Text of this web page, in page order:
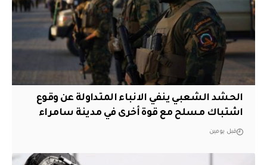
الحشد الشعبي ينفي الانباء المتداولة عن وقوع
اشتباك مسلح مع قوة أخرى في مدينة سامراء
قبل يومين